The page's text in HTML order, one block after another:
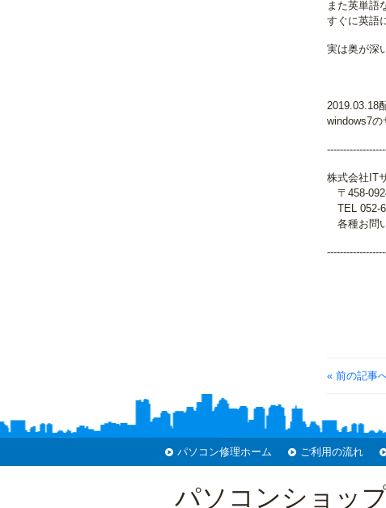
また英単語
すぐに英語
実は奥が深
2019.03.18
windows7の
株式会社IT
〒458-
TEL 052-
各種お問
« 前の記事
パソコン修理ホーム ご利用の流れ
パソコンショッ